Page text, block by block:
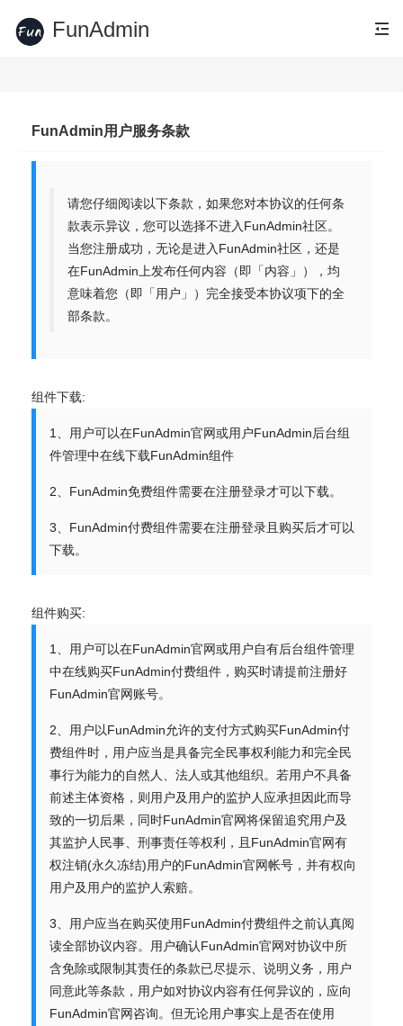
FunAdmin
FunAdmin用户服务条款
请您仔细阅读以下条款，如果您对本协议的任何条
款表示异议，您可以选择不进入FunAdmin社区。
当您注册成功，无论是进入FunAdmin社区，还是
在FunAdmin上发布任何内容（即「内容」），均
意味着您（即「用户」）完全接受本协议项下的全
部条款。
组件下载:
1、用户可以在FunAdmin官网或用户FunAdmin后台组
件管理中在线下载FunAdmin组件
2、FunAdmin免费组件需要在注册登录才可以下载。
3、FunAdmin付费组件需要在注册登录且购买后才可以
下载。
组件购买:
1、用户可以在FunAdmin官网或用户自有后台组件管理
中在线购买FunAdmin付费组件，购买时请提前注册好
FunAdmin官网账号。
2、用户以FunAdmin允许的支付方式购买FunAdmin付
费组件时，用户应当是具备完全民事权利能力和完全民
事行为能力的自然人、法人或其他组织。若用户不具备
前述主体资格，则用户及用户的监护人应承担因此而导
致的一切后果，同时FunAdmin官网将保留追究用户及
其监护人民事、刑事责任等权利，且FunAdmin官网有
权注销(永久冻结)用户的FunAdmin官网帐号，并有权向
用户及用户的监护人索赔。
3、用户应当在购买使用FunAdmin付费组件之前认真阅
读全部协议内容。用户确认FunAdmin官网对协议中所
含免除或限制其责任的条款已尽提示、说明义务，用户
同意此等条款，用户如对协议内容有任何异议的，应向
FunAdmin官网咨询。但无论用户事实上是否在使用